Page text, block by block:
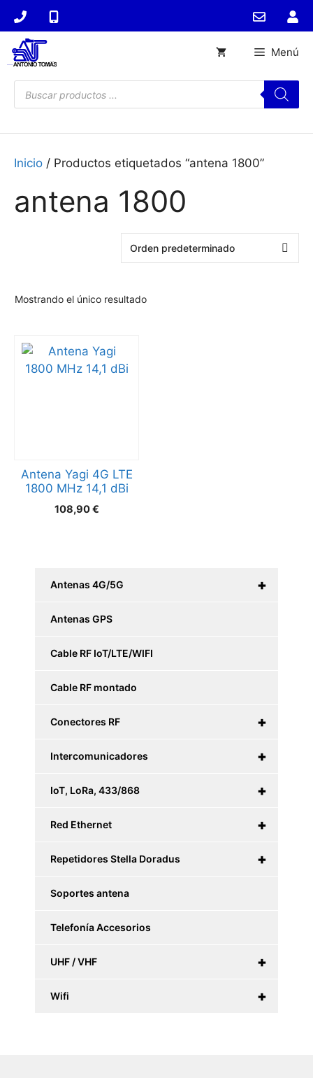
Saltar
contenido
Búsqueda
de
productos
Menú
Inicio / Productos etiquetados “antena 1800”
antena 1800
Mostrando el único resultado
Antena Yagi 4G LTE
1800 MHz 14,1 dBi
108,90€
+
Antenas 4G/5G
Antenas GPS
Cable RF IoT/LTE/WIFI
Cable RF montado
+
Conectores RF
+
Intercomunicadores
+
IoT, LoRa, 433/868
+
Red Ethernet
+
Repetidores Stella Doradus
Soportes antena
Telefonía Accesorios
+
UHF / VHF
+
Wifi